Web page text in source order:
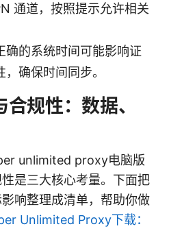
通道，按照提示允许相关
确的系统时间可能影响证
确保时间同步。
规性：数据、
unlimited proxy电脑版
是三大核心考量。下面把
响整理成清单，帮助你做
Unlimited Proxy下载：